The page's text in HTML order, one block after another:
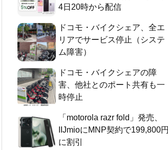
4日20時から配信
ドコモ・バイクシェア、全エ
リアでサービス停止（システ
ム障害）
ドコモ・バイクシェアの障
害、他社とのポート共有も一
時停止
「motorola razr fold」発売、
IIJmioにMNP契約で199,800円
に割引